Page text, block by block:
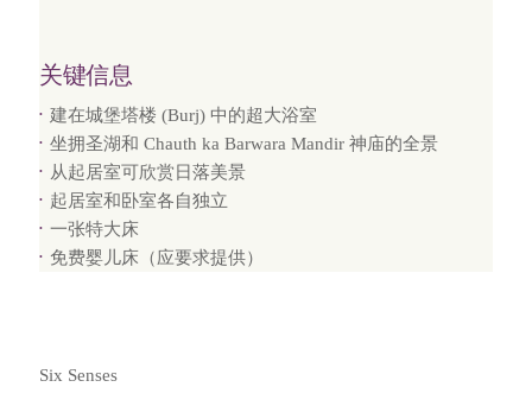
关键信息
建在城堡塔楼 (Burj) 中的超大浴室
坐拥圣湖和 Chauth ka Barwara Mandir 神庙的全景
从起居室可欣赏日落美景
起居室和卧室各自独立
一张特大床
免费婴儿床（应要求提供）
Six Senses